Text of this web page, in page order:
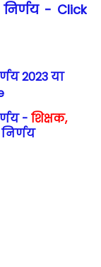
- Click
2023 या
- शिक्षक,